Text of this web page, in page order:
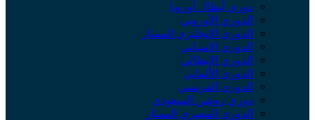
دوري أبطال أوروبا
الدوري الأوروبي
الدوري الإنجليزي الممتاز
الدوري الإسباني
الدوري الإيطالي
الدوري الألماني
الدوري الفرنسي
دوري روشن السعودي
الدوري المصري الممتاز